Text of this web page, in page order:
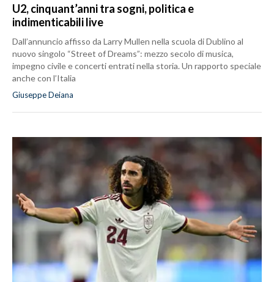
U2, cinquant’anni tra sogni, politica e
indimenticabili live
Dall’annuncio affisso da Larry Mullen nella scuola di Dublino al
nuovo singolo “Street of Dreams”: mezzo secolo di musica,
impegno civile e concerti entrati nella storia. Un rapporto speciale
anche con l’Italia
Giuseppe Deiana